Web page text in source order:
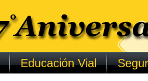
Educación Vial